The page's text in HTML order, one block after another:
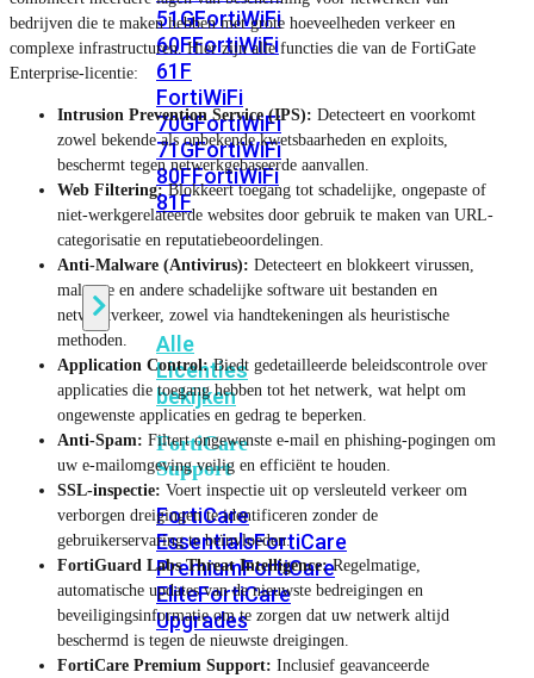
51GFortiWiFi
60FFortiWiFi
61F
FortiWiFi
70GFortiWiFi
71GFortiWiFi
80FFortiWiFi
81F
Licentie
Alle
Licenties
bekijken
FortiCare
Support
FortiCare
EssentialsFortiCare
PremiumFortiCare
EliteFortiCare
Upgrades
bedrijven die te maken hebben met grote hoeveelheden verkeer en
complexe infrastructuren. Hier zijn alle functies die van de FortiGate
Enterprise-licentie:
Intrusion Prevention Service (IPS): Detecteert en voorkomt
zowel bekende als onbekende kwetsbaarheden en exploits,
beschermt tegen netwerkgebaseerde aanvallen.
Web Filtering:Blokkeert toegang tot schadelijke, ongepaste of
niet-werkgerelateerde websites door gebruik te maken van URL-
categorisatie en reputatiebeoordelingen.
Anti-Malware (Antivirus): Detecteert en blokkeert virussen,
malware en andere schadelijke software uit bestanden en
netwerkverkeer, zowel via handtekeningen als heuristische
methoden.
Application Control:Biedt gedetailleerde beleidscontrole over
applicaties die toegang hebben tot het netwerk, wat helpt om
ongewenste applicaties en gedrag te beperken.
Anti-Spam: Filtert ongewenste e-mail en phishing-pogingen om
uw e-mailomgeving veilig en efficiënt te houden.
SSL-inspectie: Voert inspectie uit op versleuteld verkeer om
verborgen dreigingen te identificeren zonder de
gebruikerservaring te beïnvloeden.
FortiGuard Labs Threat Intelligence:Regelmatige,
automatische updates van de nieuwste bedreigingen en
beveiligingsinformatie om te zorgen dat uw netwerk altijd
beschermd is tegen de nieuwste dreigingen.
FortiCare Premium Support: Inclusief geavanceerde